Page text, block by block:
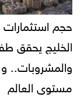
الخليج يحقق
والمشروبات..
مستوى العالم